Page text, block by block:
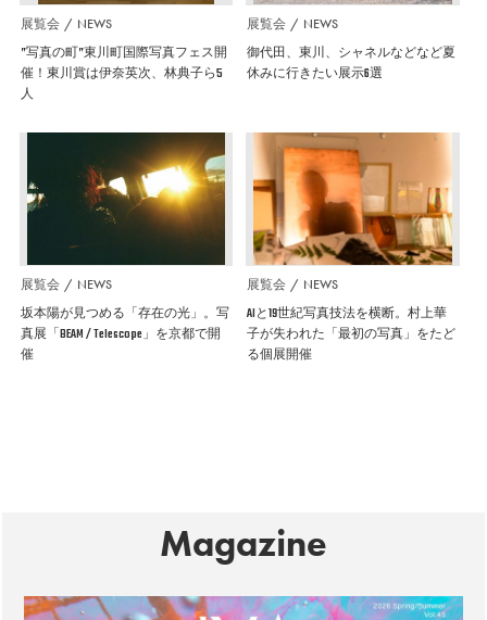
展覧会 NEWS
”写真の町”東川町国際写真フェス開
催！東川賞は伊奈英次、林典子ら5
人
展覧会 NEWS
御代田、東川、シャネルなどなど夏
休みに行きたい展示6選
展覧会 NEWS
坂本陽が見つめる「存在の光」。写
真展「BEAM / Telescope」を京都で開
催
展覧会 NEWS
AIと19世紀写真技法を横断。村上華
子が失われた「最初の写真」をたど
る個展開催
Magazine